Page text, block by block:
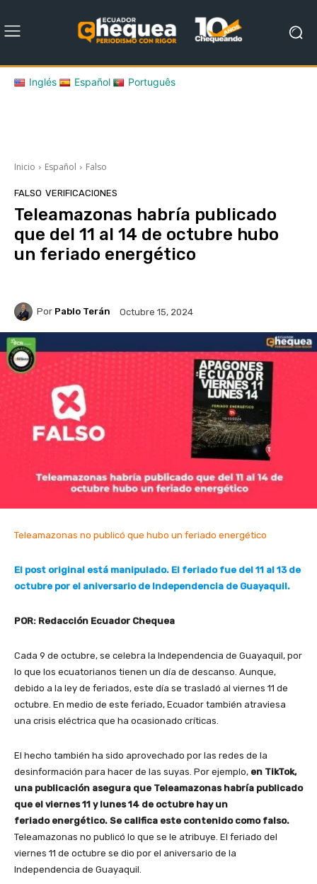
Inglés Español Português
Inicio Español Falso
FALSO VERIFICACIONES
Teleamazonas habría publicado
que del 11 al 14 de octubre hubo
un feriado energético
Por Pablo Terán Octubre 15, 2024
Teleamazonas no publicó que hubo un feriado energético
El post original está manipulado. El feriado fue del 11 al 13 de
octubre por el aniversario de Independencia de Guayaquil.
POR: Redacción Ecuador Chequea
Cada 9 de octubre, se celebra la Independencia de Guayaquil, por
lo que los ecuatorianos tienen un día de descanso. Aunque,
debido a la ley de feriados, este día se trasladó al viernes 11 de
octubre. En medio de este feriado, Ecuador también atraviesa
una crisis eléctrica que ha ocasionado críticas.
El hecho también ha sido aprovechado por las redes de la
desinformación para hacer de las suyas. Por ejemplo, en TikTok,
una publicación asegura que Teleamazonas habría publicado
que el viernes 11 y lunes 14 de octubre hay un
feriado energético. Se califica este contenido como falso.
Teleamazonas no publicó lo que se le atribuye. El feriado del
viernes 11 de octubre se dio por el aniversario de la
Independencia de Guayaquil.